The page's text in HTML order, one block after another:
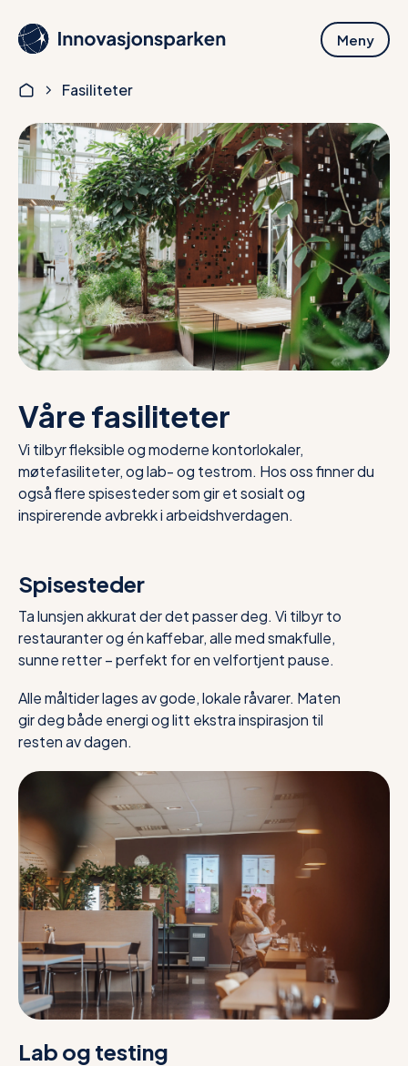
hovedinnhold
Meny
Fasiliteter
Våre fasiliteter
Vi tilbyr fleksible og moderne kontorlokaler,
møtefasiliteter, og lab- og testrom. Hos oss finner du
også flere spisesteder som gir et sosialt og
inspirerende avbrekk i arbeidshverdagen.
Spisesteder
Ta lunsjen akkurat der det passer deg. Vi tilbyr to
restauranter og én kaffebar, alle med smakfulle,
sunne retter – perfekt for en velfortjent pause.
Alle måltider lages av gode, lokale råvarer. Maten
gir deg både energi og litt ekstra inspirasjon til
resten av dagen.
Lab og testing